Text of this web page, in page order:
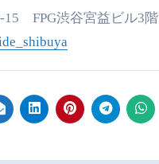
15 FPG渋谷宮益ビル3階